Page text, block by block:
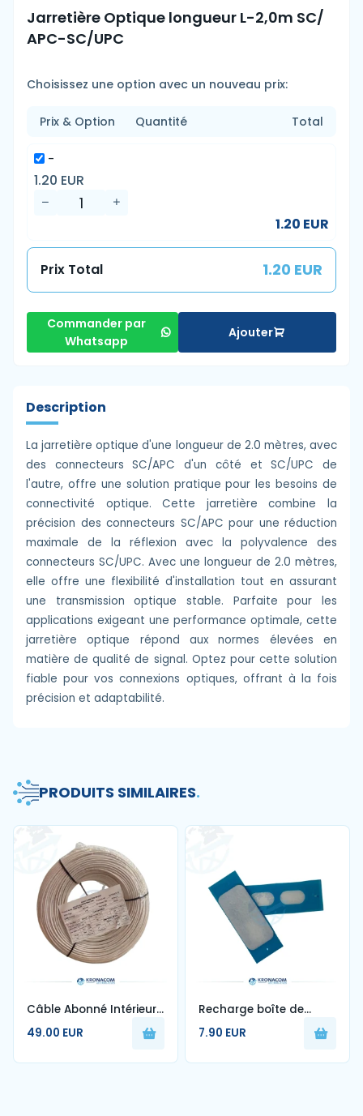
Jarretière Optique longueur L-2,0m SC/
APC-SC/UPC
Choisissez une option avec un nouveau prix:
Prix & Option Quantité Total
-
1.20 EUR
1.20 EUR
Prix Total 1.20 EUR
Commander par
Whatsapp
Ajouter
Description
La jarretière optique d'une longueur de 2.0 mètres, avec
des connecteurs SC/APC d'un côté et SC/UPC de
l'autre, offre une solution pratique pour les besoins de
connectivité optique. Cette jarretière combine la
précision des connecteurs SC/APC pour une réduction
maximale de la réflexion avec la polyvalence des
connecteurs SC/UPC. Avec une longueur de 2.0 mètres,
elle offre une flexibilité d'installation tout en assurant
une transmission optique stable. Parfaite pour les
applications exigeant une performance optimale, cette
jarretière optique répond aux normes élevées en
matière de qualité de signal. Optez pour cette solution
fiable pour vos connexions optiques, offrant à la fois
précision et adaptabilité.
PRODUITS SIMILAIRES.
Câble Abonné Intérieur
1FO Blanc G657A2 250m
49.00 EUR
Recharge boîte de
nettoyage de fibre
optique
7.90 EUR